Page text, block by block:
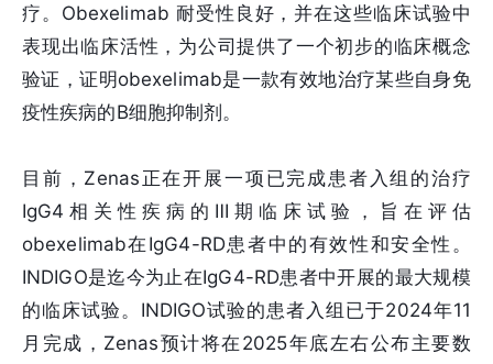
疗。Obexelimab 耐受性良好，并在这些临床试验中
表现出临床活性，为公司提供了一个初步的临床概念
验证，证明obexelimab是一款有效地治疗某些自身免
疫性疾病的B细胞抑制剂。
目前，Zenas正在开展一项已完成患者入组的治疗
IgG4相关性疾病的Ⅲ期临床试验，旨在评估
obexelimab在IgG4-RD患者中的有效性和安全性。
INDIGO是迄今为止在IgG4-RD患者中开展的最大规模
的临床试验。INDIGO试验的患者入组已于2024年11
月完成，Zenas预计将在2025年底左右公布主要数